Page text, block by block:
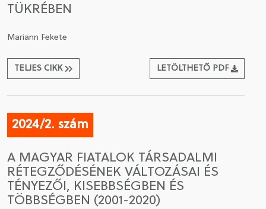
TAGSÁGOMAT
TÜKRÉBEN
Mariann Fekete
TELJES CIKK LETÖLTHETŐ PDF
2024/2. szám
A MAGYAR FIATALOK TÁRSADALMI
RÉTEGZŐDÉSÉNEK VÁLTOZÁSAI ÉS
TÉNYEZŐI, KISEBBSÉGBEN ÉS
TÖBBSÉGBEN (2001-2020)